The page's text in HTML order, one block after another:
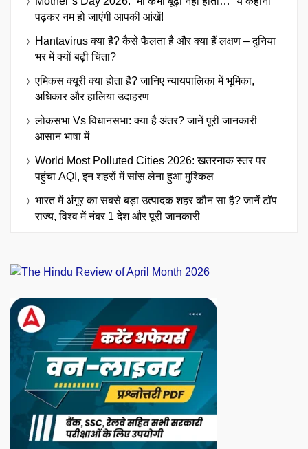
पढ़कर नम हो जाएंगी आपकी आंखें!
Hantavirus क्या है? कैसे फैलता है और क्या हैं लक्षण – दुनिया
भर में क्यों बढ़ी चिंता?
एमिकस क्यूरी क्या होता है? जानिए न्यायपालिका में भूमिका,
अधिकार और हालिया उदाहरण
लोकसभा Vs विधानसभा: क्या है अंतर? जानें पूरी जानकारी
आसान भाषा में
World Most Polluted Cities 2026: खतरनाक स्तर पर
पहुंचा AQI, इन शहरों में सांस लेना हुआ मुश्किल
भारत में अंगूर का सबसे बड़ा उत्पादक शहर कौन सा है? जानें टॉप
राज्य, विश्व में नंबर 1 देश और पूरी जानकारी